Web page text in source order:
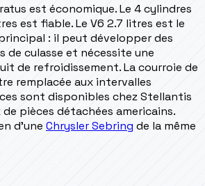
est économique. Le 4 cylindres
est fiable. Le V6 2.7 litres est le
: il peut développer des
de culasse et nécessite une
de refroidissement. La courroie de
remplacée aux intervalles
sont disponibles chez Stellantis
pièces détachées americains.
d'une Chrysler Sebring de la même